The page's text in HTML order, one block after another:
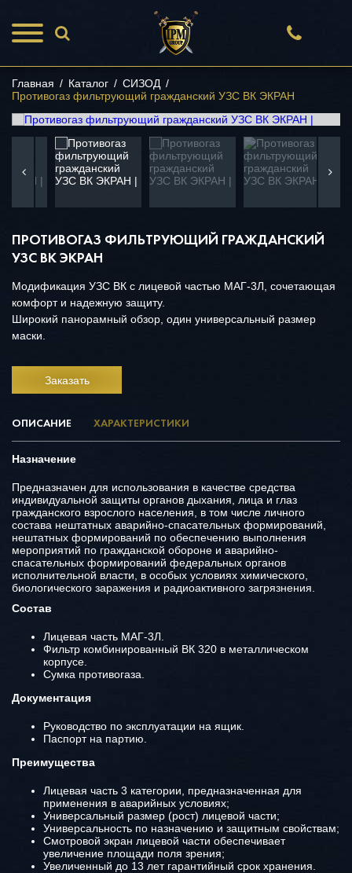
Главная / Каталог / СИЗОД /
Противогаз фильтрующий гражданский УЗС ВК ЭКРАН
ПРОТИВОГАЗ ФИЛЬТРУЮЩИЙ ГРАЖДАНСКИЙ
УЗС ВК ЭКРАН
Модификация УЗС ВК с лицевой частью МАГ-3Л, сочетающая
комфорт и надежную защиту.
Широкий панорамный обзор, один универсальный размер
маски.
Заказать
ОПИСАНИЕ ХАРАКТЕРИСТИКИ
Назначение
Предназначен для использования в качестве средства
индивидуальной защиты органов дыхания, лица и глаз
гражданского взрослого населения, в том числе личного
состава нештатных аварийно-спасательных формирований,
нештатных формирований по обеспечению выполнения
мероприятий по гражданской обороне и аварийно-
спасательных формирований федеральных органов
исполнительной власти, в особых условиях химического,
биологического заражения и радиоактивного загрязнения.
Состав
Лицевая часть МАГ-3Л.
Фильтр комбинированный ВК 320 в металлическом
корпусе.
Сумка противогаза.
Документация
Руководство по эксплуатации на ящик.
Паспорт на партию.
Преимущества
Лицевая часть 3 категории, предназначенная для
применения в аварийных условиях;
Универсальный размер (рост) лицевой части;
Универсальность по назначению и защитным свойствам;
Смотровой экран лицевой части обеспечивает
увеличение площади поля зрения;
Увеличенный до 13 лет гарантийный срок хранения.